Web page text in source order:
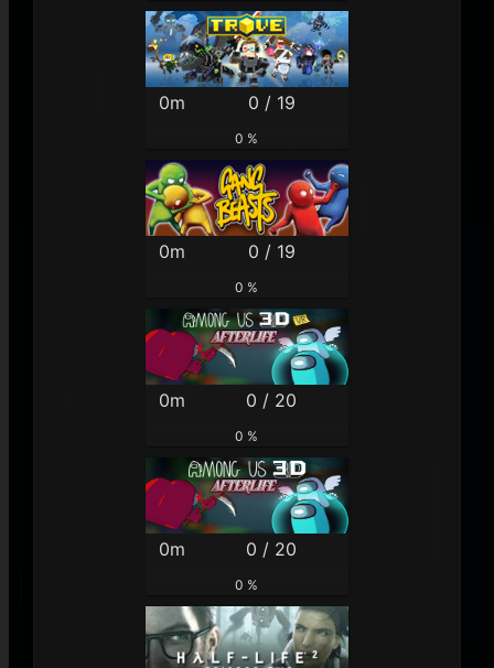
0m 0 / 19
0 %
0m 0 / 19
0 %
0m 0 / 20
0 %
0m 0 / 20
0 %